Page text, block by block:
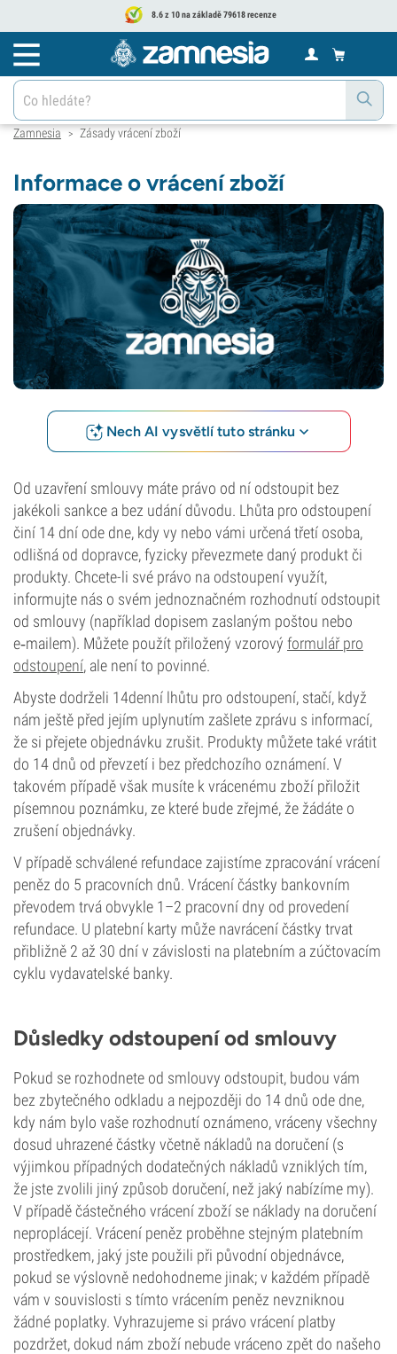
8.6 z 10 na základě 79618 recenze
Zamnesia > Zásady vrácení zboží
Informace o vrácení zboží
Nech AI vysvětlí tuto stránku
Od uzavření smlouvy máte právo od ní odstoupit bez
jakékoli sankce a bez udání důvodu. Lhůta pro odstoupení
činí 14 dní ode dne, kdy vy nebo vámi určená třetí osoba,
odlišná od dopravce, fyzicky převezmete daný produkt či
produkty. Chcete-li své právo na odstoupení využít,
informujte nás o svém jednoznačném rozhodnutí odstoupit
od smlouvy (například dopisem zaslaným poštou nebo
e‑mailem). Můžete použít přiložený vzorový formulář pro
odstoupení, ale není to povinné.
Abyste dodrželi 14denní lhůtu pro odstoupení, stačí, když
nám ještě před jejím uplynutím zašlete zprávu s informací,
že si přejete objednávku zrušit. Produkty můžete také vrátit
do 14 dnů od převzetí i bez předchozího oznámení. V
takovém případě však musíte k vrácenému zboží přiložit
písemnou poznámku, ze které bude zřejmé, že žádáte o
zrušení objednávky.
V případě schválené refundace zajistíme zpracování vrácení
peněz do 5 pracovních dnů. Vrácení částky bankovním
převodem trvá obvykle 1–2 pracovní dny od provedení
refundace. U platební karty může navrácení částky trvat
přibližně 2 až 30 dní v závislosti na platebním a zúčtovacím
cyklu vydavatelské banky.
Důsledky odstoupení od smlouvy
Pokud se rozhodnete od smlouvy odstoupit, budou vám
bez zbytečného odkladu a nejpozději do 14 dnů ode dne,
kdy nám bylo vaše rozhodnutí oznámeno, vráceny všechny
dosud uhrazené částky včetně nákladů na doručení (s
výjimkou případných dodatečných nákladů vzniklých tím,
že jste zvolili jiný způsob doručení, než jaký nabízíme my).
V případě částečného vrácení zboží se náklady na doručení
neproplácejí. Vrácení peněz proběhne stejným platebním
prostředkem, jaký jste použili při původní objednávce,
pokud se výslovně nedohodneme jinak; v každém případě
vám v souvislosti s tímto vrácením peněz nevzniknou
žádné poplatky. Vyhrazujeme si právo vrácení platby
pozdržet, dokud nám zboží nebude vráceno zpět do našeho